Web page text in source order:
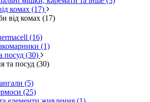
комах (17)
від комах (17)
(16)
(1)
посуд (30)
та посуд (30)
(5)
(25)